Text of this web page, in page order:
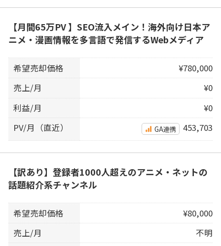
【月間65万PV 】SEO流入メイン！海外向け日本ア
ニメ・漫画情報を多言語で発信するWebメディア
希望売却価格
¥780,000
売上/月
¥0
利益/月
¥0
PV/月（直近）
GA連携 453,703
【訳あり】登録者1000人超えのアニメ・ネットの
話題紹介系チャンネル
希望売却価格
¥80,000
売上/月
不明